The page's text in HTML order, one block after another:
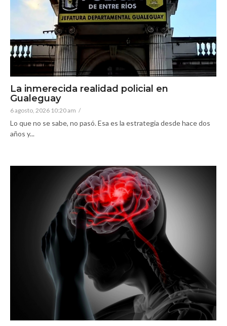
La inmerecida realidad policial en
Gualeguay
6 agosto, 2026 10:20 am /
Lo que no se sabe, no pasó. Esa es la estrategia desde hace dos
años y...